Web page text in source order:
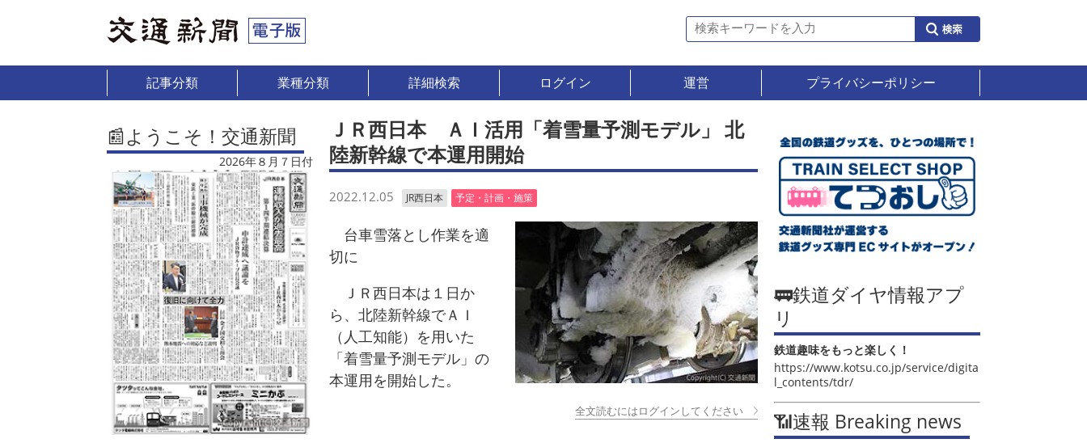
記事分類 業種分類 詳細検索 ログイン 運営 プライバシーポリシー
📰ようこそ！交通新聞
2026年８月７日付
ＪＲ西日本 ＡＩ活用「着雪量予測モデル」 北
陸新幹線で本運用開始
2022.12.05 JR西日本 予定・計画・施策
台車雪落とし作業を適
切に
ＪＲ西日本は１日か
ら、北陸新幹線でＡＩ
（人工知能）を用いた
「着雪量予測モデル」の
本運用を開始した。
全文読むにはログインしてください
🚃鉄道ダイヤ情報アプ
リ
鉄道趣味をもっと楽しく！
https://www.kotsu.co.jp/service/digita
l_contents/tdr/
📶速報 Breaking news